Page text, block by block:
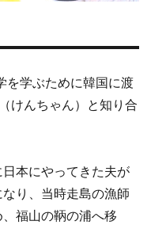
を学ぶために韓国に渡
けんちゃん）と知り合
本にやってきた夫が
り、当時走島の漁師
福山の鞆の浦へ移